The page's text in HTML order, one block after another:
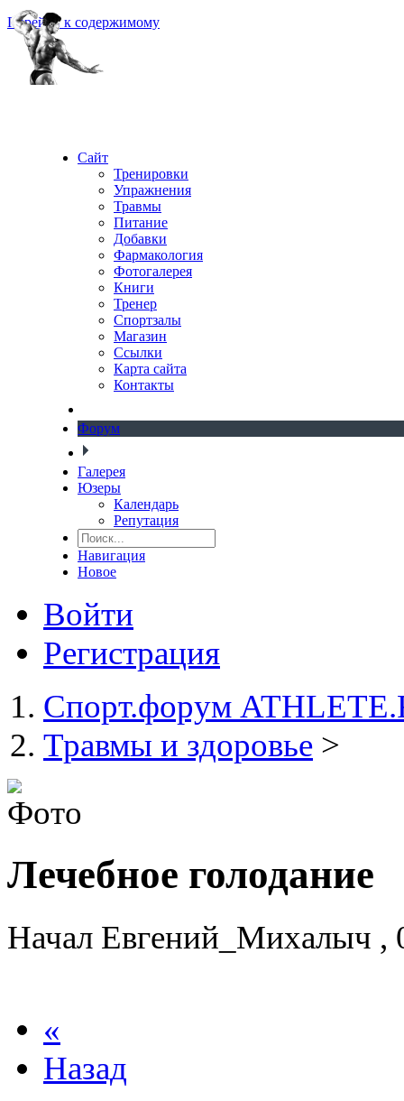
Перейти к содержимому
Сайт
Тренировки
Упражнения
Травмы
Питание
Добавки
Фармакология
Фотогалерея
Книги
Тренер
Спортзалы
Магазин
Ссылки
Карта сайта
Контакты
Форум
Галерея
Юзеры
Календарь
Репутация
Навигация
Новое
Войти
Регистрация
Спорт.форум
Травмы и здоровье >
Лечебное голодание
Начал Евгений_Михалыч ,
«
Назад